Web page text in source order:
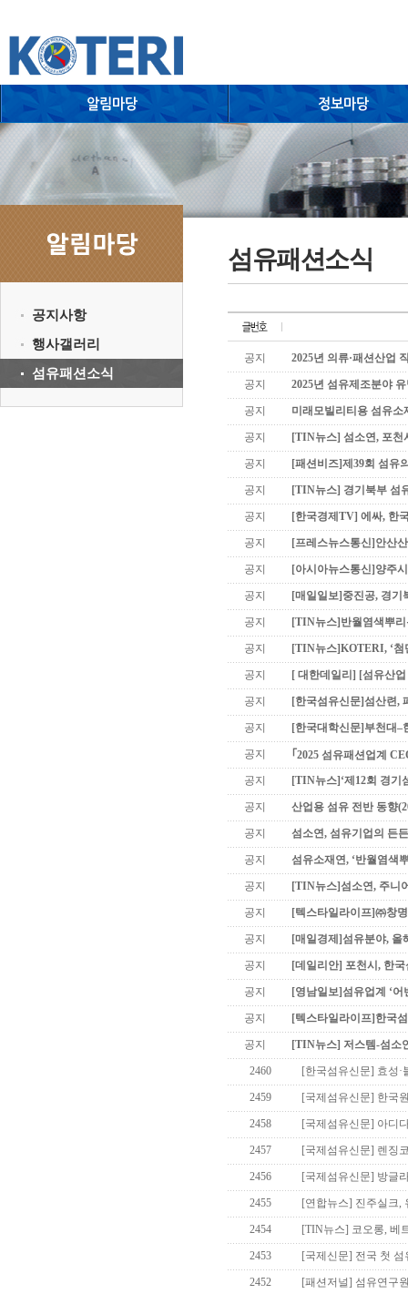
공지사항
행사갤러리
섬유패션소식
섬유패션소식
공지 2025년 의류·패션산업
공지 2025년 섬유제조분야
공지 미래모빌리티용 섬유소
공지 [TIN뉴스] 섬소연, 포천
공지 [패션비즈]제39회 섬유
공지 [TIN뉴스] 경기북부 섬
공지 [한국경제TV] 에싸, 한
공지 [프레스뉴스통신]안산
공지 [아시아뉴스통신]양주
공지 [매일일보]중진공, 경
공지 [TIN뉴스]반월염색뿌리
공지 [TIN뉴스]KOTERI, ‘첨
공지 [ 대한데일리] [섬유산
공지 [한국섬유신문]섬산련,
공지 [한국대학신문]부천대–
공지
｢2025 섬유패션업계
공지
[TIN뉴스]‘제12회 경기
공지 산업용 섬유 전반 동향
공지 섬소연, 섬유기업의 든
공지 섬유소재연, ‘반월염색
공지 [TIN뉴스]섬소연, 주니
공지 [텍스타일라이프]㈜창
공지 [매일경제]섬유분야, 올
공지 [데일리안] 포천시, 한
공지 [영남일보]섬유업계 ‘
공지 [텍스타일라이프]한국
공지 [TIN뉴스] 저스템-섬소
2460 [한국섬유신문] 효성·
2459 [국제섬유신문] 한국
2458 [국제섬유신문] 아디
2457 [국제섬유신문] 렌징
2456 [국제섬유신문] 방글
2455 [연합뉴스] 진주실크,
2454 [TIN뉴스] 코오롱, 베
2453 [국제신문] 전국 첫
2452 [패션저널] 섬유연구